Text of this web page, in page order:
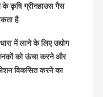
के कृषि ग्रीनहाउस गैस
है
में लाने के लिए उद्योग
को ऊंचा करने और
विकसित करने का